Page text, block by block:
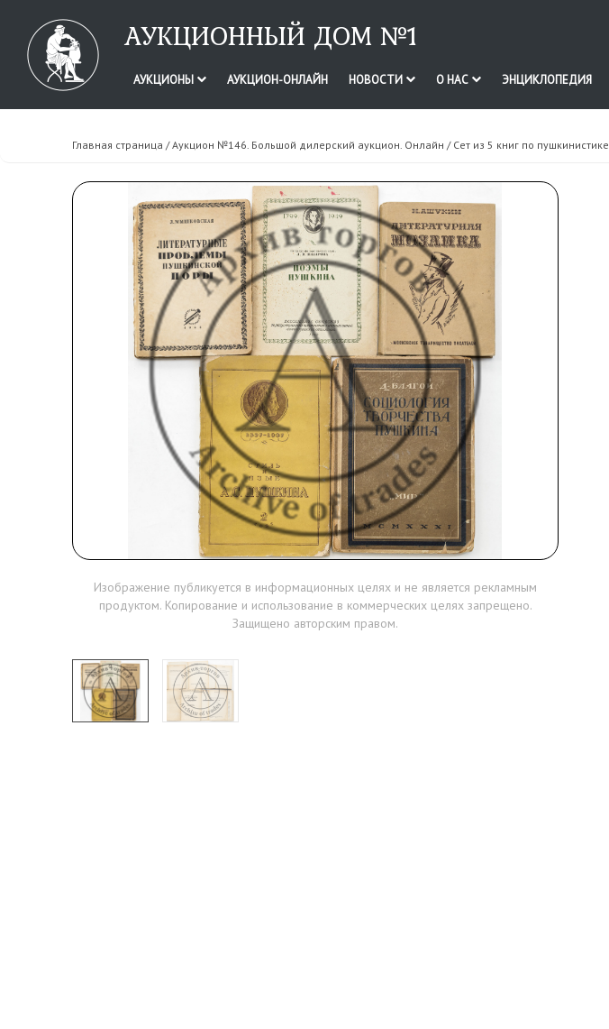
АУКЦИОННЫЙ ДОМ №1
АУКЦИОНЫ АУКЦИОН-ОНЛАЙН НОВОСТИ О НАС ЭНЦИКЛОПЕДИЯ
Главная страница /Аукцион №146. Большой дилерский аукцион. Онлайн / Сет из 5 книг по пушкинистике
Изображение публикуется в информационных целях и не является рекламным
продуктом. Копирование и использование в коммерческих целях запрещено.
Защищено авторским правом.